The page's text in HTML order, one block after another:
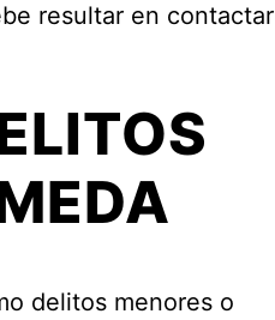
resultar en contactar
delitos menores o